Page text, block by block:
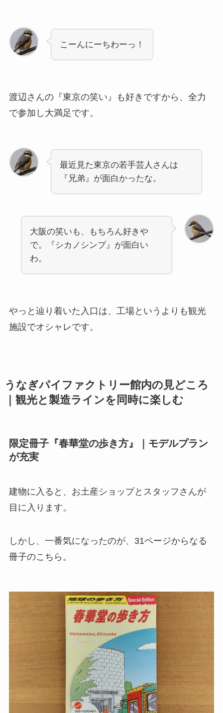
こーんにーちわーっ！
渡辺さんの『東京の笑い』も好きですから、全力
で参加し大満足です。
最近見た東京の若手芸人さんは
『兄弟』が面白かったな。
大阪の笑いも、もちろん好きや
で。『シカノシンプ』が面白い
わ。
やっと辿り着いた入口は、工場というよりも観光
施設でオシャレです。
うなぎパイファクトリー館内の見どころ
｜観光と製造ラインを同時に楽しむ
限定冊子『春華堂の歩き方』｜モデルプラン
が充実
建物に入ると、お土産ショップとスタッフさんが
目に入ります。
しかし、一番気になったのが、31ページからなる
冊子のこちら。